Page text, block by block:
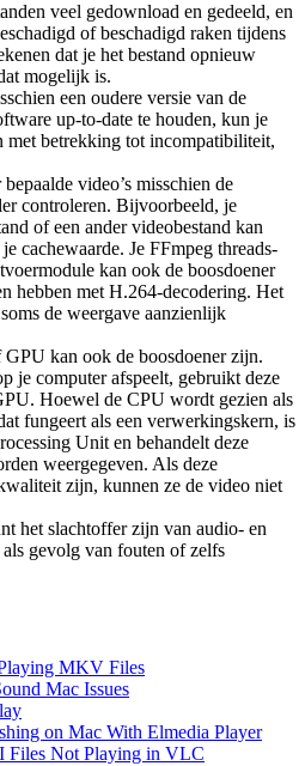
veel gedownload en gedeeld, en
of beschadigd raken tijdens
dat je het bestand opnieuw
mogelijk is.
een oudere versie van de
up-to-date te houden, kun je
met betrekking tot incompatibiliteit,
video’s misschien de
controleren. Bijvoorbeeld, je
of een ander videobestand kan
cachewaarde. Je FFmpeg threads-
kan ook de boosdoener
hebben met H.264-decodering. Het
de weergave aanzienlijk
kan ook de boosdoener zijn.
je computer afspeelt, gebruikt deze
Hoewel de CPU wordt gezien als
fungeert als een verwerkingskern, is
Unit en behandelt deze
weergegeven. Als deze
zijn, kunnen ze de video niet
het slachtoffer zijn van audio- en
gevolg van fouten of zelfs
MKV Files
Mac Issues
on Mac With Elmedia Player
Files Not Playing in VLC